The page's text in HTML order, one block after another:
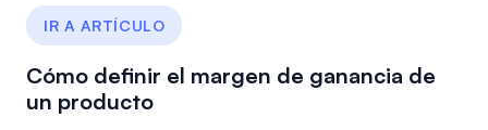
IR A ARTÍCULO
Cómo definir el margen de ganancia de
un producto